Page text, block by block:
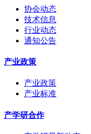
协会动态
技术信息
行业动态
通知公告
产业政策
产业政策
产业标准
产学研合作